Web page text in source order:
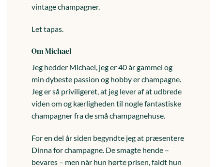
vintage champagner.
Let tapas.
Om Michael
Jeg hedder Michael, jeg er 40 år gammel og
min dybeste passion og hobby er champagne.
Jeg er så priviligeret, at jeg lever af at udbrede
viden om og kærligheden til nogle fantastiske
champagner fra de små champagnehuse.
For en del år siden begyndte jeg at præsentere
Dinna for champagne. De smagte hende –
bevares – men når hun hørte prisen, faldt hun